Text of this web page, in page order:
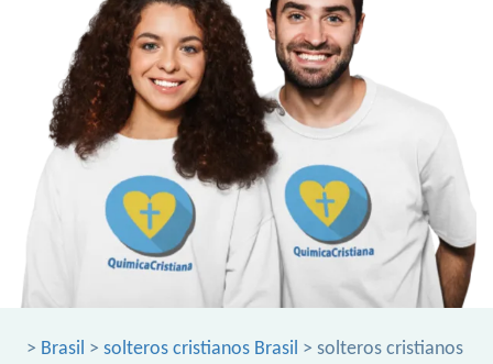
> Brasil > solteros cristianos Brasil > solteros cristianos